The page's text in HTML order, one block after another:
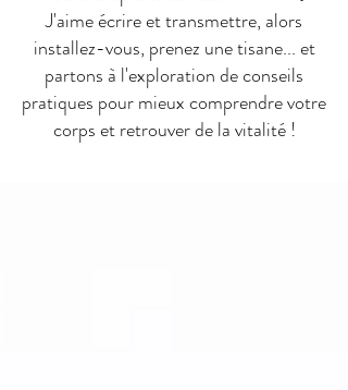
J'aime écrire et transmettre, alors
installez-vous, prenez une tisane... et
partons à l'exploration de conseils
pratiques pour mieux comprendre votre
corps et retrouver de la vitalité !